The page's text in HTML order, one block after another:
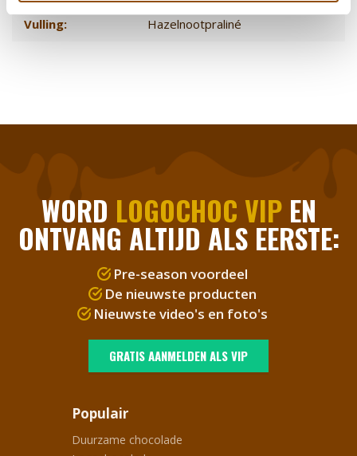
Vulling: Hazelnootpraliné
WORD LOGOCHOC VIPEN
ONTVANG ALTIJD ALS EERSTE:
Pre-season voordeel
De nieuwste producten
Nieuwste video's en foto's
GRATIS AANMELDEN ALS VIP
Populair
Duurzame chocolade